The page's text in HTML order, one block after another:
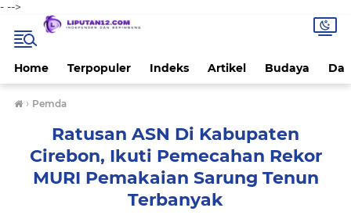
- -->
Home Terpopuler Indeks Artikel Budaya
› Pemda
Ratusan ASN Di Kabupaten
Cirebon, Ikuti Pemecahan Rekor
MURI Pemakaian Sarung Tenun
Terbanyak